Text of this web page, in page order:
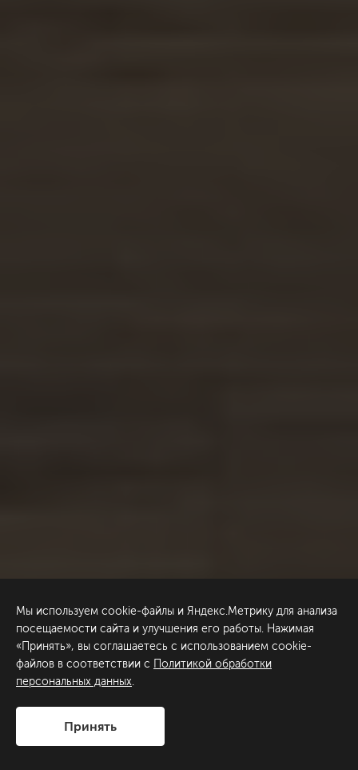
Мы используем cookie-файлы и Яндекс.Метрику для анализа
посещаемости сайта и улучшения его работы. Нажимая
«Принять», вы соглашаетесь с использованием cookie-
файлов в соответствии с Политикой обработки
персональных данных.
Принять